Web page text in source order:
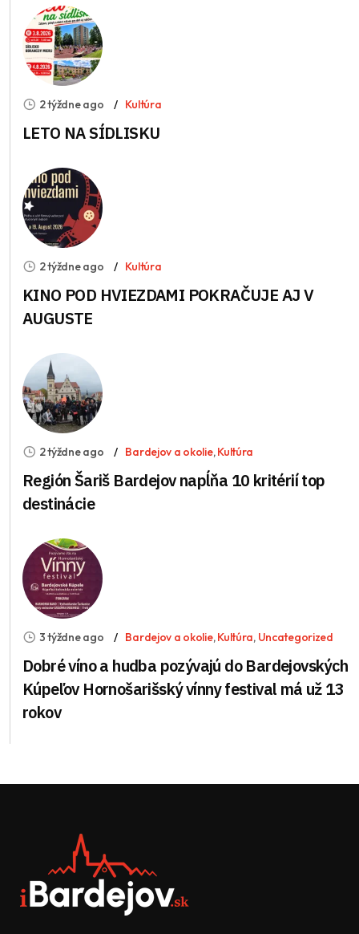
2 týždne ago Kultúra
LETO NA SÍDLISKU
2 týždne ago Kultúra
KINO POD HVIEZDAMI POKRAČUJE AJ V
AUGUSTE
2 týždne ago Bardejov a okolie,Kultúra
Región Šariš Bardejov napĺňa 10 kritérií top
destinácie
3 týždne ago Bardejov a okolie,Kultúra, Uncategorized
Dobré víno a hudba pozývajú do Bardejovských
Kúpeľov Hornošarišský vínny festival má už 13
rokov